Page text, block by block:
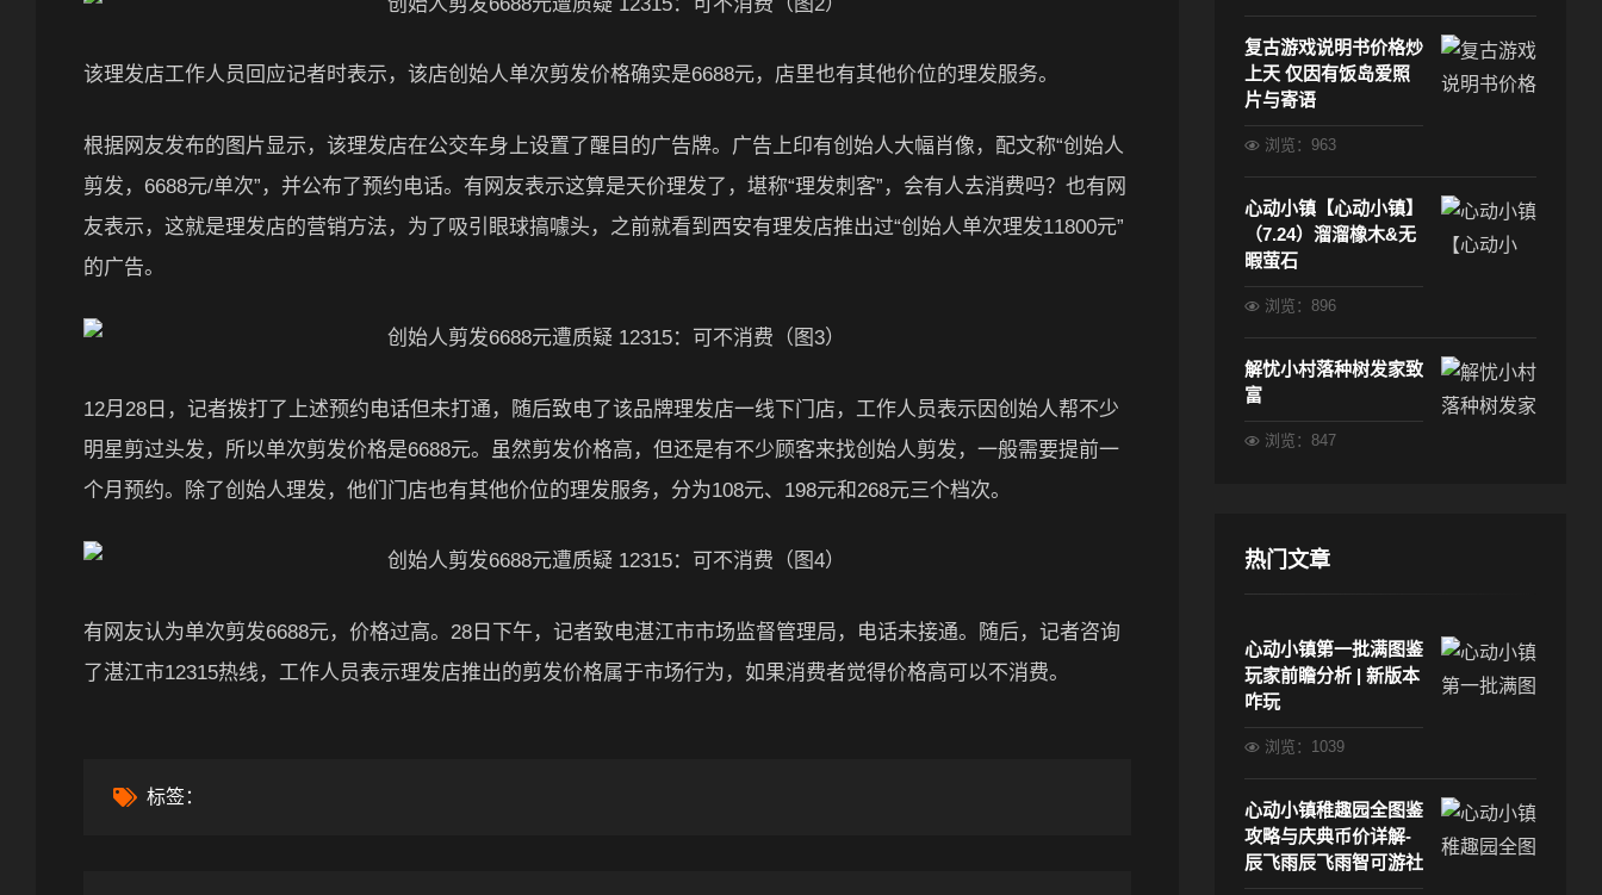
该理发店工作人员回应记者时表示，该店创始人单次剪发价格确实是6688元，店里也有其他价位的理发服务。
根据网友发布的图片显示，该理发店在公交车身上设置了醒目的广告牌。广告上印有创始人大幅肖像，配文称“创始人
剪发，6688元/单次”，并公布了预约电话。有网友表示这算是天价理发了，堪称“理发刺客”，会有人去消费吗？也有网
友表示，这就是理发店的营销方法，为了吸引眼球搞噱头，之前就看到西安有理发店推出过“创始人单次理发11800元”
的广告。
12月28日，记者拨打了上述预约电话但未打通，随后致电了该品牌理发店一线下门店，工作人员表示因创始人帮不少
明星剪过头发，所以单次剪发价格是6688元。虽然剪发价格高，但还是有不少顾客来找创始人剪发，一般需要提前一
个月预约。除了创始人理发，他们门店也有其他价位的理发服务，分为108元、198元和268元三个档次。
有网友认为单次剪发6688元，价格过高。28日下午，记者致电湛江市市场监督管理局，电话未接通。随后，记者咨询
了湛江市12315热线，工作人员表示理发店推出的剪发价格属于市场行为，如果消费者觉得价格高可以不消费。
标签：
复古游戏说明书价格炒
上天 仅因有饭岛爱照
片与寄语
浏览：963
心动小镇【心动小镇】
（7.24）溜溜橡木&无
暇萤石
浏览：896
解忧小村落种树发家致
富
浏览：847
热门文章
心动小镇第一批满图鉴
玩家前瞻分析 | 新版本
咋玩
浏览：1039
心动小镇稚趣园全图鉴
攻略与庆典币价详解-
辰飞雨辰飞雨智可游社